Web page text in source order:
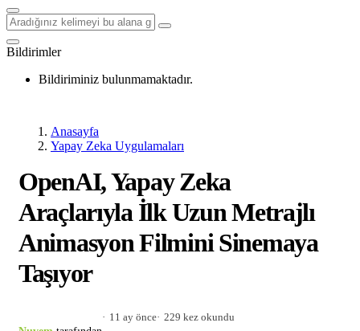
Bildirimler
Bildiriminiz bulunmamaktadır.
Anasayfa
Yapay Zeka Uygulamaları
OpenAI, Yapay Zeka
Araçlarıyla İlk Uzun Metrajlı
Animasyon Filmini Sinemaya
Taşıyor
11 ay önce 229 kez okundu